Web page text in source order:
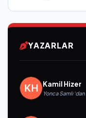
YAZARLAR
Kamil Hizer
Yonca Samlı